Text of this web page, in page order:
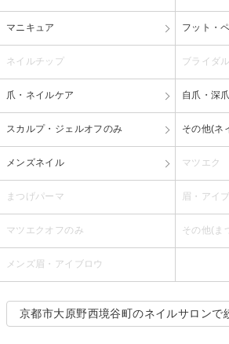
マニキュア フット・
ネイルチップ ブライダ
爪・ネイルケア 自爪・深
スカルプ・ジェルオフのみ その他(ネ
メンズネイル マツエク
まつげパーマ 眉・アイ
マツエクオフのみ その他(ま
メンズ眉・アイブロウ
京都市大原野西境谷町のネイルサロンで